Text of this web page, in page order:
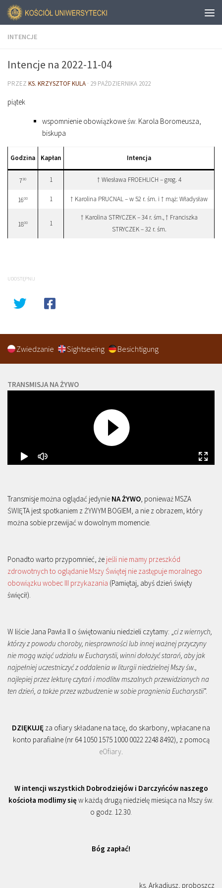
INTENCJE
Intencje na 2022-11-04
PRZEZ KS. KRZYSZTOF KULA · 29 PAŹDZIERNIKA 2022
piątek
wspomnienie obowiązkowe św. Karola Boromeusza,
biskupa
Godzina Kapłan Intencja
730 1 † Wiesława FROEHLICH – greg. 4
1600 1 † Karolina PRUCNAL – w 52 r. śm. i † mąż: Władysław
1800 1
† Karolina STRYCZEK – 34 r. śm., † Franciszka
STRYCZEK – 32 r. śm.
UDOSTĘPNIJ
Zwiedzanie Sightseeing Besichtigung
TRANSMISJA NA ŻYWO
Transmisje można oglądać jedynie NA ŻYWO , ponieważ MSZA
ŚWIĘTA jest spotkaniem z ŻYWYM BOGIEM, a nie z obrazem, który
można sobie przewijać w dowolnym momencie.
Ponadto warto przypomnieć, że jeśli nie mamy przeszkód
zdrowotnych to oglądanie Mszy Świętej nie zastępuje moralnego
obowiązku wobec III przykazania (Pamiętaj, abyś dzień święty
święcił).
W liście Jana Pawła II o świętowaniu niedzieli czytamy: „ ci z wiernych,
którzy z powodu choroby, niesprawności lub innej ważnej przyczyny
nie mogą wziąć udziału w Eucharystii, winni dołożyć starań, aby jak
najpełniej uczestniczyć z oddalenia w liturgii niedzielnej Mszy św.,
najlepiej przez lekturę czytań i modlitw mszalnych przewidzianych na
ten dzień, a także przez wzbudzenie w sobie pragnienia Eucharystii”.
DZIĘKUJĘ za ofiary składane na tacę, do skarbony, wpłacane na
konto parafialne (nr 64 1050 1575 1000 0022 2248 8492), z pomocą
eOfiary
W intencji wszystkich Dobrodziejów i Darczyńców naszego
kościoła modlimy się w każdą drugą niedzielę miesiąca na Mszy św.
o godz. 12.30.
Bóg zapłać!
ks. Arkadiusz, proboszcz